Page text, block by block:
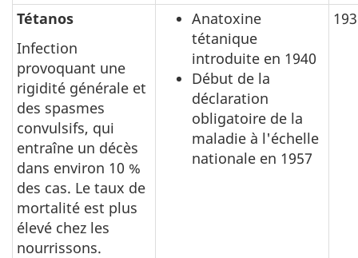
Tétanos
Infection
provoquant une
rigidité générale et
des spasmes
convulsifs, qui
entraîne un décès
dans environ 10 %
des cas. Le taux de
mortalité est plus
élevé chez les
nourrissons.
Anatoxine
tétanique
introduite en 1940
Début de la
déclaration
obligatoire de la
maladie à l'échelle
nationale en 1957